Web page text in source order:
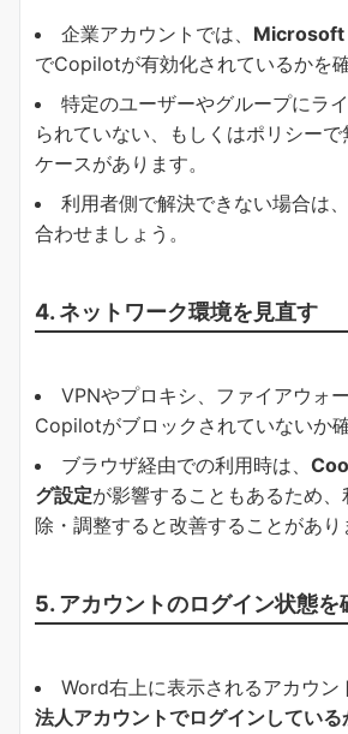
企業アカウントでは、 Microsoft
でCopilotが有効化されているかを確
特定のユーザーやグループにラ
られていない、もしくはポリシー
ケースがあります。
利用者側で解決できない場合は
合わせましょう。
4. ネットワーク環境を見直す
VPNやプロキシ、ファイアウォ
Copilotがブロックされていないか確
ブラウザ経由での利用時は、
グ設定が影響することもあるため
除・調整すると改善することがあり
5. アカウントのログイン状態を
Word右上に表示されるアカウン
法人アカウントでログインしている